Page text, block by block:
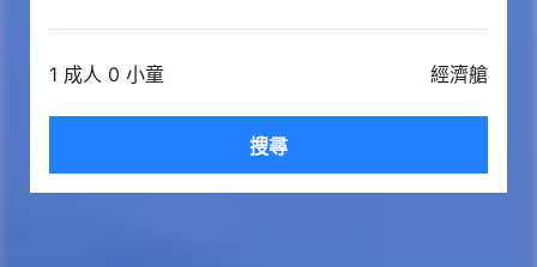
1 成人 0 小童 經濟艙
搜尋